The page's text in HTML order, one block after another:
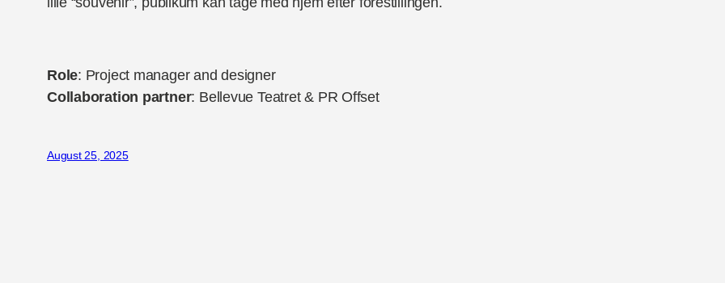
Role: Project manager and designer
Collaboration partner: Bellevue Teatret & PR Offset
August 25, 2025